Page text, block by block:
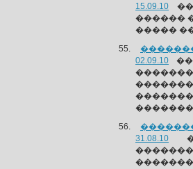
15.09.10
������
�����
02.09.10
�������
31.08.10